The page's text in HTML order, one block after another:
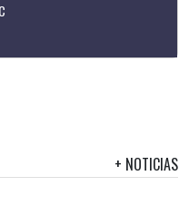
+ NOTICIAS